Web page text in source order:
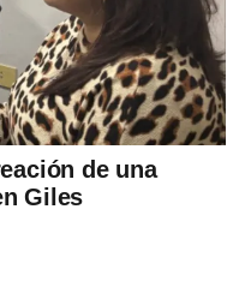
de una
Giles